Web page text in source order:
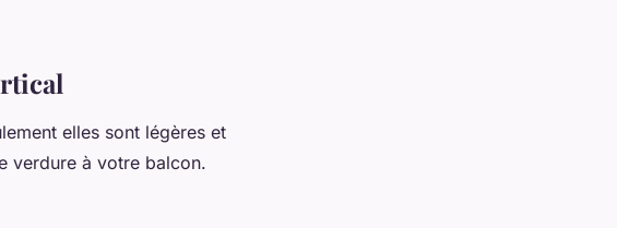
elles sont légères et
verdure à votre balcon.